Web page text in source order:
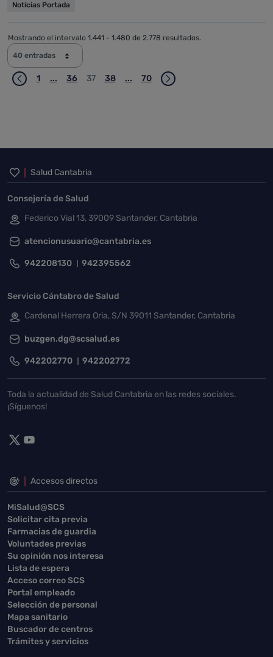
Noticias Portada
40 entradas
Mostrando el intervalo 1.441 - 1.480 de 2.778 resultados.
Página
1 ...Páginas intermedias Use TAB para desplazarse.
Página
36 Página
37 Página
38 ...Páginas intermedias Use TAB para
Página
70
Inicio del pie de página
Salud Cantabria
Consejería de Salud
Federico Vial 13, 39009 Santander, Cantabria
atencionusuario@cantabria.es
942208130 942395562
Servicio Cántabro de Salud
Cardenal Herrera Oria, S/N 39011 Santander, Cantabria
buzgen.dg@scsalud.es
942202770 942202772
Toda la actualidad de Salud Cantabria en las redes sociales.
¡Síguenos!
Accesos directos
MiSalud@SCS
Solicitar cita previa
Farmacias de guardia
Voluntades previas
Su opinión nos interesa
Lista de espera
Acceso correo SCS
Portal empleado
Selección de personal
Mapa sanitario
Buscador de centros
Trámites y servicios